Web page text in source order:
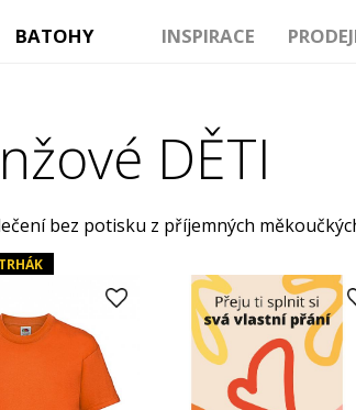
BATOHY INSPIRACE
DĚTI
bez potisku z příjemných